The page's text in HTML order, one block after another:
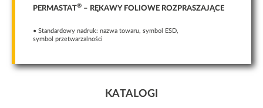
PERMASTAT® – RĘKAWY FOLIOWE ROZPRASZAJĄCE
• Standardowy nadruk: nazwa towaru, symbol ESD,
symbol przetwarzalności
KATALOGI
podczas
Jeśli odrzucisz
funkcje znikną